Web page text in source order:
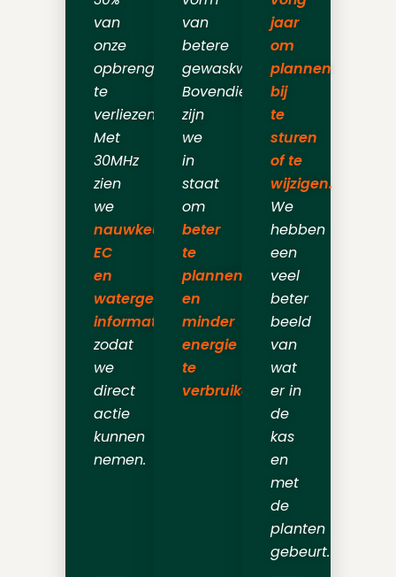
van
onze
opbrengst
te
verliezen.
Met
30MHz
zien
we
nauwkeurige
EC
en
watergehalte
informatie
zodat
we
direct
actie
kunnen
nemen.
van
betere
gewaskwaliteit.
Bovendien
zijn
we
in
staat
om
beter
te
plannen
en
minder
energie
te
verbruiken.
jaar
om
plannen
bij
te
sturen
of te
wijzigen.
We
hebben
een
veel
beter
beeld
van
wat
er in
de
kas
en
met
de
planten
gebeurt.